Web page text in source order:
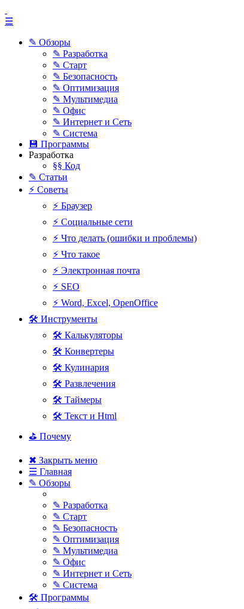
☰
✎ Обзоры
✎ Разработка
✎ Старт
✎ Безопасность
✎ Оптимизация
✎ Мультимедиа
✎ Офис
✎ Интернет и Сеть
✎ Система
💾 Программы
Разработка
§§ Код
✎ Статьи
⚡ Советы
⚡ Браузер
⚡ Социальные сети
⚡ Что делать (ошибки и проблемы)
⚡ Что такое
⚡ Электронная почта
⚡ SEO
⚡ Word, Excel, OpenOffice
🛠 Инструменты
🛠 Калькуляторы
🛠 Конвертеры
🛠 Кулинария
🛠 Развлечения
🛠 Таймеры
🛠 Текст и Html
⛳ Почему
✖ Закрыть меню
☰ Главная
✎ Обзоры
✎ Разработка
✎ Старт
✎ Безопасность
✎ Оптимизация
✎ Мультимедиа
✎ Офис
✎ Интернет и Сеть
✎ Система
🛠 Программы